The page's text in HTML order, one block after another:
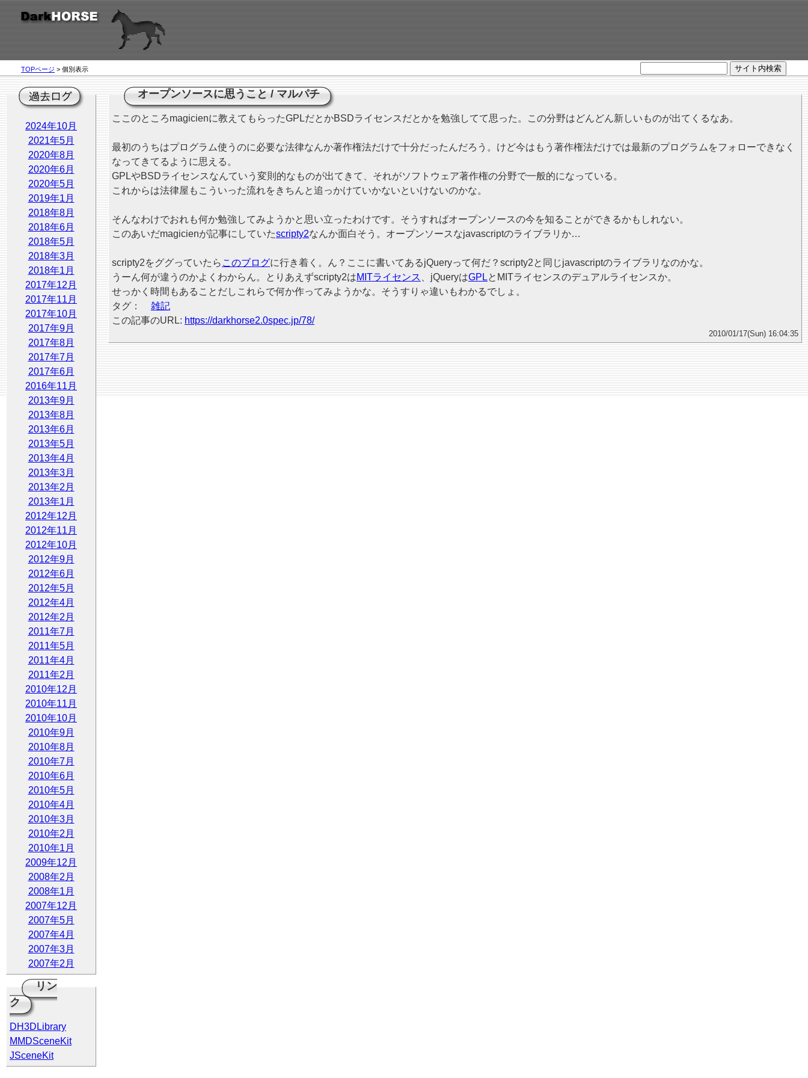
TOPページ > 個別表示 サイト内検索
2024年10月
2021年5月
2020年8月
2020年6月
2020年5月
2019年1月
2018年8月
2018年6月
2018年5月
2018年3月
2018年1月
2017年12月
2017年11月
2017年10月
2017年9月
2017年8月
2017年7月
2017年6月
2016年11月
2013年9月
2013年8月
2013年6月
2013年5月
2013年4月
2013年3月
2013年2月
2013年1月
2012年12月
2012年11月
2012年10月
2012年9月
2012年6月
2012年5月
2012年4月
2012年2月
2011年7月
2011年5月
2011年4月
2011年2月
2010年12月
2010年11月
2010年10月
2010年9月
2010年8月
2010年7月
2010年6月
2010年5月
2010年4月
2010年3月
2010年2月
2010年1月
2009年12月
2008年2月
2008年1月
2007年12月
2007年5月
2007年4月
2007年3月
2007年2月
リン
ク
DH3DLibrary
MMDSceneKit
JSceneKit
オープンソースに思うこと/マルパチ
ここのところmagicienに教えてもらったGPLだとかBSDライセンスだとかを勉強してて思った。この分野はどんどん新しいものが出てくるなあ。
最初のうちはプログラム使うのに必要な法律なんか著作権法だけで十分だったんだろう。けど今はもう著作権法だけでは最新のプログラムをフォローできなく
なってきてるように思える。
GPLやBSDライセンスなんていう変則的なものが出てきて、それがソフトウェア著作権の分野で一般的になっている。
これからは法律屋もこういった流れをきちんと追っかけていかないといけないのかな。
そんなわけでおれも何か勉強してみようかと思い立ったわけです。そうすればオープンソースの今を知ることができるかもしれない。
このあいだmagicienが記事にしていたscripty2なんか面白そう。オープンソースなjavascriptのライブラリか…
scripty2をググっていたら このブログに行き着く。ん？ここに書いてあるjQueryって何だ？scripty2と同じjavascriptのライブラリなのかな。
うーん何が違うのかよくわからん。とりあえずscripty2はMITライセンス 、jQueryはGPLとMITライセンスのデュアルライセンスか。
せっかく時間もあることだしこれらで何か作ってみようかな。そうすりゃ違いもわかるでしょ。
タグ：
雑記
この記事のURL: https://darkhorse2.0spec.jp/78/
2010/01/17(Sun) 16:04:35